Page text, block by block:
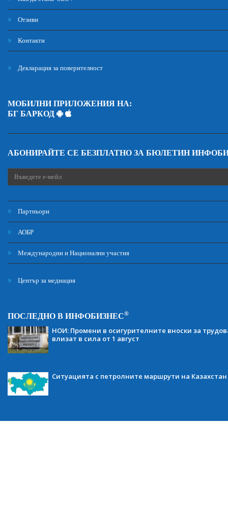
Отзиви
Контакти
Декларация за поверителност
МОБИЛНИ ПРИЛОЖЕНИЯ НА:
БГ БАРКОД
АБОНИРАЙТЕ СЕ БЕЗПЛАТНО ЗА БЮЛЕТИН
Партньори
АОБР
Международни и Национални участия
Център за медиация
ПОСЛЕДНО В ИНФОБИЗНЕС®
НОИ: Промени в осигурителните вноски за
влизат в сила от 1 август
Ситуацията с петролните маршрути на Казахстан